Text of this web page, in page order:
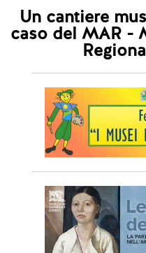
Un cantiere
caso del MAR -